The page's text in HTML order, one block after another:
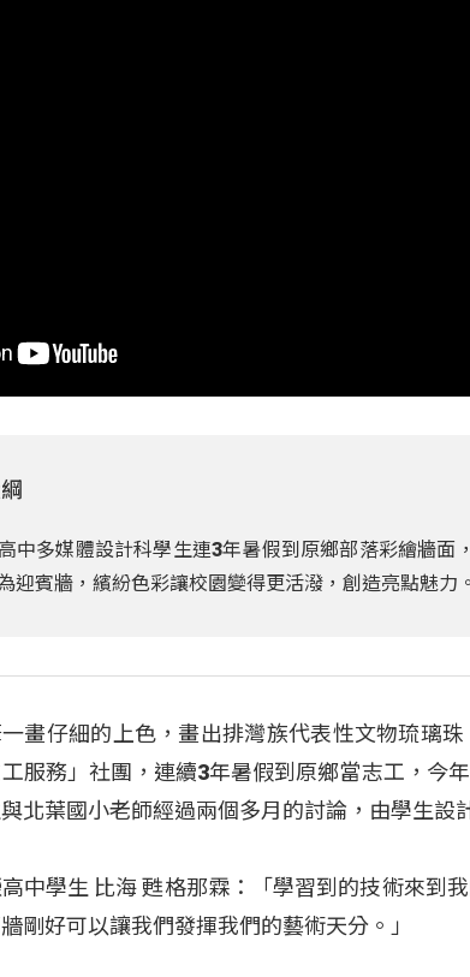
中多媒體設計科學生連3年暑假到原鄉部落彩繪牆面
迎賓牆，繽紛色彩讓校園變得更活潑，創造亮點魅力。
畫仔細的上色，畫出排灣族代表性文物琉璃
服務」社團，連續3年暑假到原鄉當志工，今
北葉國小老師經過兩個多月的討論，由學生設
中學生 比海 甦格那霖：「學習到的技術來到
剛好可以讓我們發揮我們的藝術天分。」